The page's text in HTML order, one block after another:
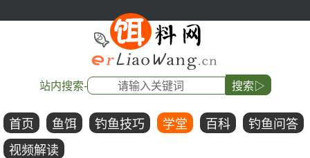
站内搜索- 搜索▷
首页 鱼饵 钓鱼技巧 学堂 百科
钓鱼问答
视频解读